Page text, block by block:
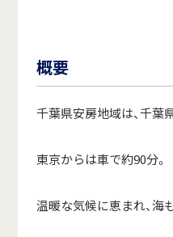
概要
千葉県安房地域は、千葉
東京からは車で約90分。
温暖な気候に恵まれ、海